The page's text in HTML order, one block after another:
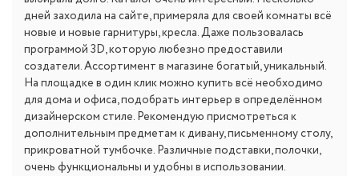
дней заходила на сайте, примеряла для своей комнаты всё
новые и новые гарнитуры, кресла. Даже пользовалась
программой 3D, которую любезно предоставили
создатели. Ассортимент в магазине богатый, уникальный.
На площадке в один клик можно купить всё необходимо
для дома и офиса, подобрать интерьер в определённом
дизайнерском стиле. Рекомендую присмотреться к
дополнительным предметам к дивану, письменному столу,
прикроватной тумбочке. Различные подставки, полочки,
очень функциональны и удобны в использовании.